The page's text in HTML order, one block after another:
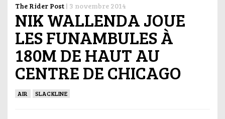
The Rider Post | 3 novembre 2014
NIK WALLENDA JOUE
LES FUNAMBULES À
180M DE HAUT AU
CENTRE DE CHICAGO​
AIR SLACKLINE